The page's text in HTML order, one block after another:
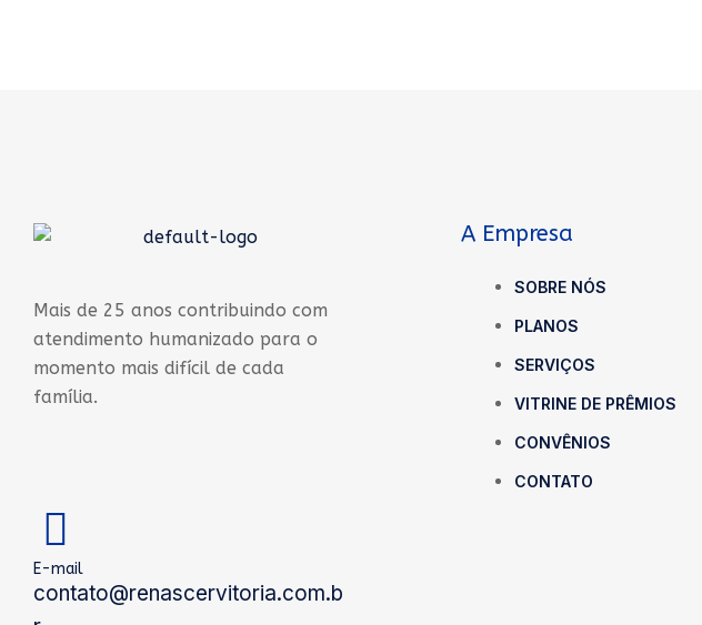
Mais de 25 anos contribuindo com
atendimento humanizado para o
momento mais difícil de cada
família.
E-mail
contato@renascervitoria.com.b
A Empresa
SOBRE NÓS
PLANOS
SERVIÇOS
VITRINE DE PRÊMIOS
CONVÊNIOS
CONTATO